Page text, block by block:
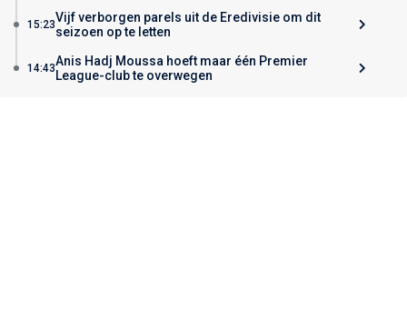
15:23Vijf verborgen parels uit de Eredivisie om dit
seizoen op te letten
14:43Anis Hadj Moussa hoeft maar één Premier
League-club te overwegen